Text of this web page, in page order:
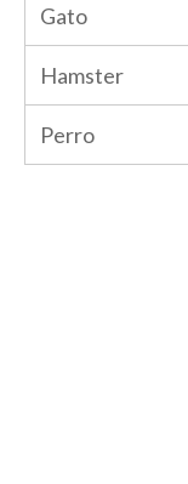
Gato
Hamster
Perro